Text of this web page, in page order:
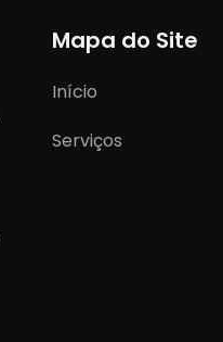
Mapa do Site
Início
Serviços